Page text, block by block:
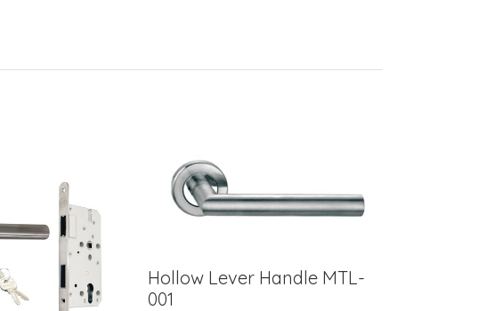
Hollow Lever Handle MTL-
001